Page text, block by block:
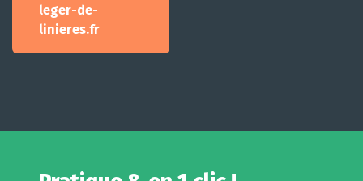
leger-de-
linieres.fr